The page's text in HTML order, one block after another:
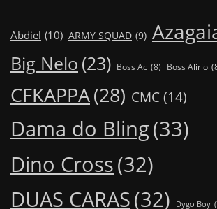
Abdiel (10) ARMY SQUAD (9)
Big Nelo (23) Boss Ac (8) Boss Alirio
CFKAPPA(28) CMC (14)
Dama do Bling(33)
Dino Cross(32)
DUAS CARAS(32) Dygo Boy